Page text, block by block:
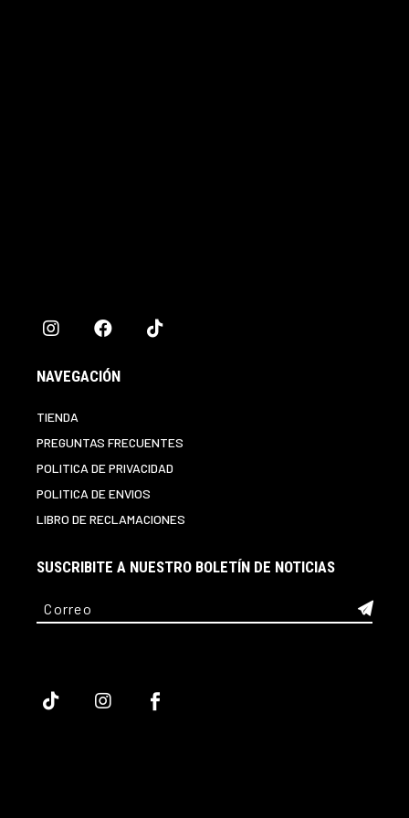
NAVEGACIÓN
TIENDA
PREGUNTAS FRECUENTES
POLITICA DE PRIVACIDAD
POLITICA DE ENVIOS
LIBRO DE RECLAMACIONES
SUSCRIBITE A NUESTRO BOLETÍN DE NOTICIAS